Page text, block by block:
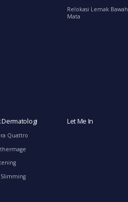
Relokasi Lemak Bawah
Mata
Dermatologi
Quattro
Let Me In